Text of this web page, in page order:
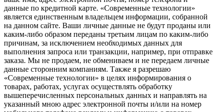
данные по кредитной карте. «Современные технологии»
является единственным владельцем информации, собранной
на данном сайте. Ваши личные данные не будут проданы или
каким-либо образом переданы третьим лицам по каким-либо
причинам, за исключением необходимых данных для
выполнения запроса или транзакции, например, при отправке
заказа. Мы не продаем, не обмениваем и не передаем личные
данные сторонним компаниям. Также я разрешаю
«Современные технологии» в целях информирования о
товарах, работах, услугах осуществлять обработку
вышеперечисленных персональных данных и направлять на
указанный мною адрес электронной почты и/или на номер